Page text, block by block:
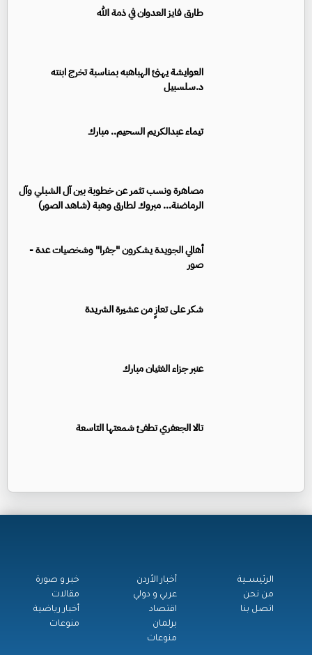
طارق فايز العدوان في ذمة الله
العوايشة يهنئ الهباهبه بمناسبة تخرج ابنته
د.سلسبيل
تيماء عبدالكريم السحيم.. مبارك
مصاهرة ونسب تثمر عن خطوبة بين آل الشبلي وآل
الرماضنة... مبروك لطارق وهبة (شاهد الصور)
أهالي الجويدة يشكرون "جفرا" وشخصيات عدة -
صور
شكر على تعازٍ من عشيرة الشريدة
عنبر جزاء الغثيان مبارك
تالا الجعفري تطفئ شمعتها التاسعة
الرئيســية
من نحن
اتصل بنا
أخبار الأردن
عربي و دولي
اقتصاد
برلمان
منوعات
خبر و صورة
مقالات
أخبار رياضية
منوعات